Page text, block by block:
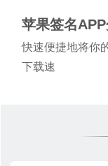
苹果签名
快速便捷地将你
下载速